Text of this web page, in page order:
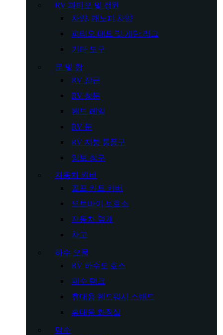
RV 파티오 및 정원
차양, 캐노피 차양
파티오 매트 및 계단 러그
기타 도구
문 및 창
RV 잠금
RV 창문
핸드 레일
RV 문
RV 지붕 통풍구
양보 창구
자동차 커버
골프 카트 커버
오토바이 보호소
자동차 덮개
차고
하수 오물
RV 하수도 호스
폐수 탱크
휴대용 핸드워시 스탠드
휴대용 화장실
담수